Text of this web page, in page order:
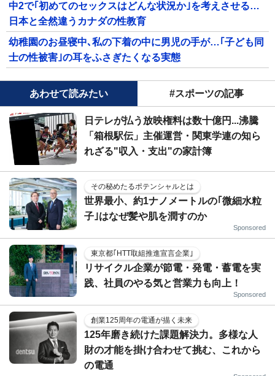
中2で｢初めてのセックスはどんな状況か｣を考えさせる…
日本と全然違うカナダの性教育
幼稚園のお昼寝中､私の下着の中に男児の手が…｢子ども同
士の性被害｣の耳をふさぎたくなる実態
あわせて読みたい #スポーツの記事
日テレが払う放映権料は数十億円...沸騰
「箱根駅伝」主催運営・関東学連の知ら
れざる"収入・支出"の家計簿
その秘めたるポテンシャルとは
世界最小、約1ナノメートルの｢微細水粒
子｣はなぜ髪や肌を潤すのか
Sponsored
東京都｢HTT取組推進宣言企業｣
リサイクル企業が節電・発電・蓄電を実
践、社員のやる気と営業力も向上！
Sponsored
創業125周年の電通が描く未来
125年磨き続けた課題解決力。多様な人
財の才能を掛け合わせて挑む、これから
の電通